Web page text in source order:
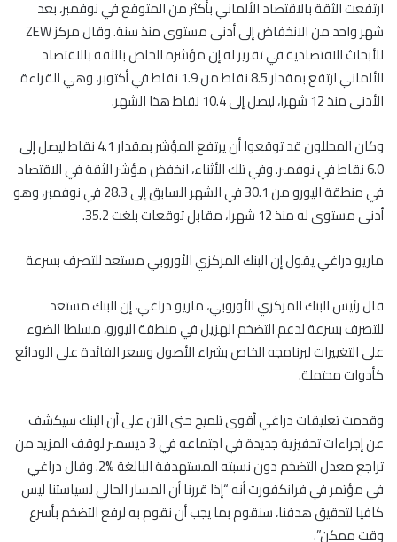
ارتفعت الثقة بالاقتصاد الألماني بأكثر من المتوقع في نوفمبر، بعد
شهر واحد من الانخفاض إلى أدنى مستوى منذ سنة. وقال مركز ZEW
للأبحاث الاقتصادية في تقرير له إن مؤشره الخاص بالثقة بالاقتصاد
الألماني ارتفع بمقدار 8.5 نقاط من 1.9 نقاط في أكتوبر، وهي القراءة
الأدنى منذ 12 شهرا، ليصل إلى 10.4 نقاط هذا الشهر.
وكان المحللون قد توقعوا أن يرتفع المؤشر بمقدار 4.1 نقاط ليصل إلى
6.0 نقاط في نوفمبر. وفي تلك الأثناء، انخفض مؤشر الثقة في الاقتصاد
في منطقة اليورو من 30.1 في الشهر السابق إلى 28.3 في نوفمبر، وهو
أدنى مستوى له منذ 12 شهرا، مقابل توقعات بلغت 35.2.
ماريو دراغي يقول إن البنك المركزي الأوروبي مستعد للتصرف بسرعة
قال رئيس البنك المركزي الأوروبي، ماريو دراغي، إن البنك مستعد
للتصرف بسرعة لدعم التضخم الهزيل في منطقة اليورو، مسلطا الضوء
على التغييرات لبرنامجه الخاص بشراء الأصول وسعر الفائدة على الودائع
كأدوات محتملة.
وقدمت تعليقات دراغي أقوى تلميح حتى الآن على أن البنك سيكشف
عن إجراءات تحفيزية جديدة في اجتماعه في 3 ديسمبر لوقف المزيد من
تراجع معدل التضخم دون نسبته المستهدفة البالغة %2. وقال دراغي
في مؤتمر في فرانكفورت أنه “إذا قررنا أن المسار الحالي لسياستنا ليس
كافيا لتحقيق هدفنا، سنقوم بما يجب أن نقوم به لرفع التضخم بأسرع
وقت ممكن”.